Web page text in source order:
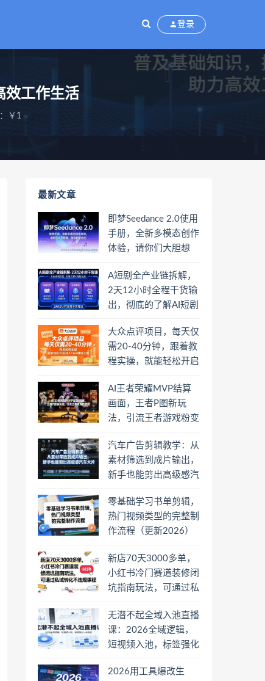
登录
效工作生活
￥1
最新文章
即梦Seedance 2.0使用
手册，全新多模态创作
体验，请你们大胆想
A短剧全产业链拆解，
2天12小时全程干货输
出，彻底的了解AI短剧
大众点评项目，每天仅
需20-40分钟，跟着教
程实操，就能轻松开启
AI王者荣耀MVP结算
画面，王者P图新玩
法，引流王者游戏粉变
汽车广告剪辑教学：从
素材筛选到成片输出，
新手也能剪出高级感汽
零基础学习书单剪辑，
热门视频类型的完整制
作流程（更新2026）
新店70天3000多单，
小红书冷门赛道装修闭
坑指南玩法，可通过私
无潜不起全域入池直播
课：2026全域逻辑，
短视频入池，标签强化
2026用工具爆改生